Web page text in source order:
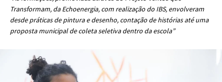
Transformam, da Echoenergia, com realização do IBS, envolveram
desde práticas de pintura e desenho, contação de histórias até uma
proposta municipal de coleta seletiva dentro da escola”